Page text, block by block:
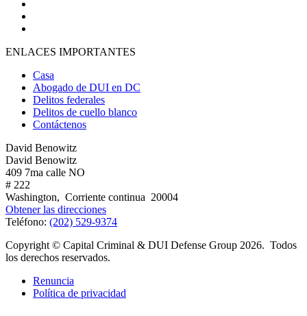
ENLACES IMPORTANTES
Casa
Abogado de DUI en DC
Delitos federales
Delitos de cuello blanco
Contáctenos
David Benowitz
David Benowitz
409 7ma calle NO
# 222
Washington, Corriente continua 20004
Obtener las direcciones
Teléfono: (202) 529-9374
Copyright © Capital Criminal & DUI Defense Group 2026. Todos
los derechos reservados.
Renuncia
Política de privacidad